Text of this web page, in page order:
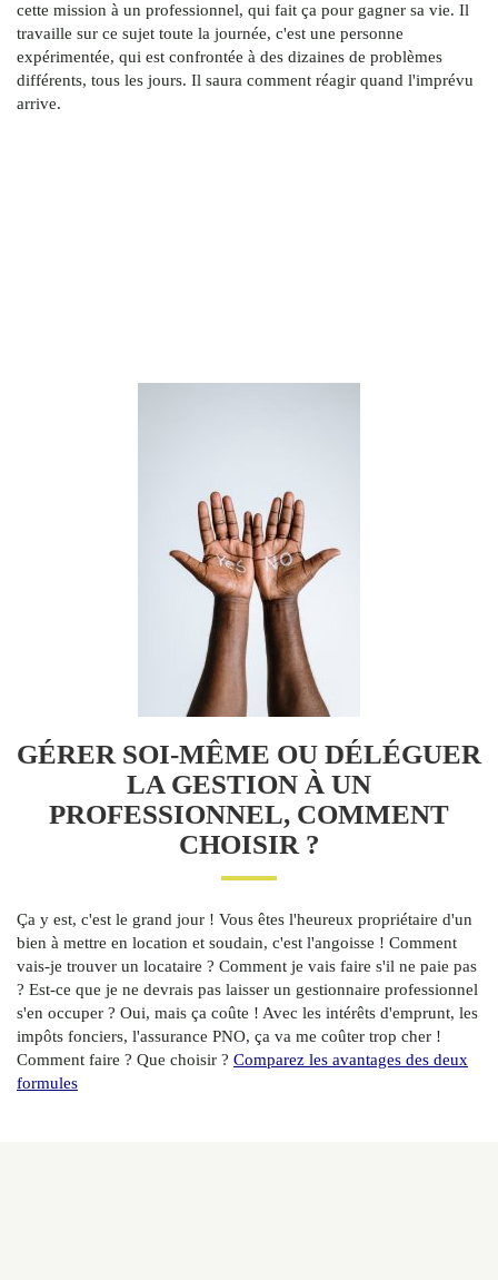
cette mission à un professionnel, qui fait ça pour gagner sa vie. Il
travaille sur ce sujet toute la journée, c'est une personne
expérimentée, qui est confrontée à des dizaines de problèmes
différents, tous les jours. Il saura comment réagir quand l'imprévu
arrive.
GÉRER SOI-MÊME OU DÉLÉGUER
LA GESTION À UN
PROFESSIONNEL, COMMENT
CHOISIR ?
Ça y est, c'est le grand jour ! Vous êtes l'heureux propriétaire d'un
bien à mettre en location et soudain, c'est l'angoisse ! Comment
vais-je trouver un locataire ? Comment je vais faire s'il ne paie pas
? Est-ce que je ne devrais pas laisser un gestionnaire professionnel
s'en occuper ? Oui, mais ça coûte ! Avec les intérêts d'emprunt, les
impôts fonciers, l'assurance PNO, ça va me coûter trop cher !
Comment faire ? Que choisir ? Comparez les avantages des deux
formules